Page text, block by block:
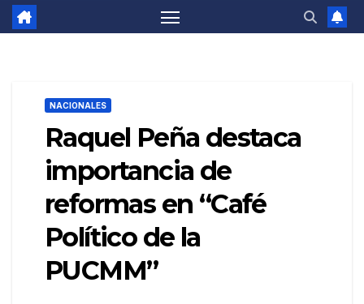
NACIONALES
Raquel Peña destaca
importancia de
reformas en “Café
Político de la
PUCMM”